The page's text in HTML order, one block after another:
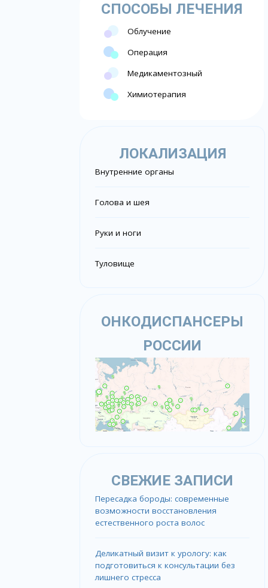
СПОСОБЫ ЛЕЧЕНИЯ
Облучение
Операция
Медикаментозный
Химиотерапия
ЛОКАЛИЗАЦИЯ
Внутренние органы
Голова и шея
Руки и ноги
Туловище
ОНКОДИСПАНСЕРЫ
РОССИИ
СВЕЖИЕ ЗАПИСИ
Пересадка бороды: современные
возможности восстановления
естественного роста волос
Деликатный визит к урологу: как
подготовиться к консультации без
лишнего стресса